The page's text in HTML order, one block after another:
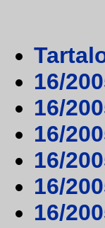
16/
16/
16/
16/
16/
16/